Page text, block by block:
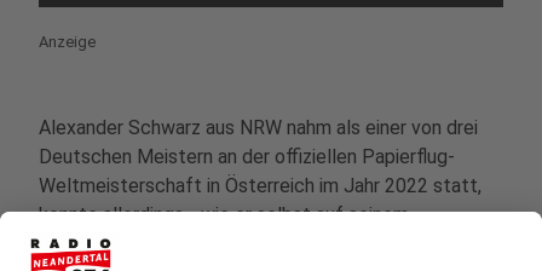
Anzeige
Alexander Schwarz aus NRW nahm als einer von drei
Deutschen Meistern an der offiziellen Papierflug-
Weltmeisterschaft in Österreich im Jahr 2022 statt,
konnte allerdings - wie er selbst auf seinem
Instagram-Account erklärt hatte - keine Top-